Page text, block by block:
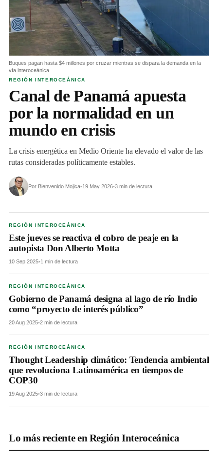
REGIÓN INTEROCEÁNICA
Canal de Panamá apuesta
por la normalidad en un
mundo en crisis
La crisis energética en Medio Oriente ha elevado el valor de las
rutas consideradas políticamente estables.
Por Bienvenido Mojica•19 May 2026•3 min de lectura
Buques pagan hasta $4 millones por cruzar mientras se dispara la demanda en la
vía interoceánica
REGIÓN INTEROCEÁNICA
Este jueves se reactiva el cobro de peaje en la
autopista Don Alberto Motta
10 Sep 2025•1 min de lectura
REGIÓN INTEROCEÁNICA
Gobierno de Panamá designa al lago de río Indio
como “proyecto de interés público”
20 Aug 2025•2 min de lectura
REGIÓN INTEROCEÁNICA
Thought Leadership climático: Tendencia ambiental
que revoluciona Latinoamérica en tiempos de
COP30
19 Aug 2025•3 min de lectura
Lo más reciente en Región Interoceánica